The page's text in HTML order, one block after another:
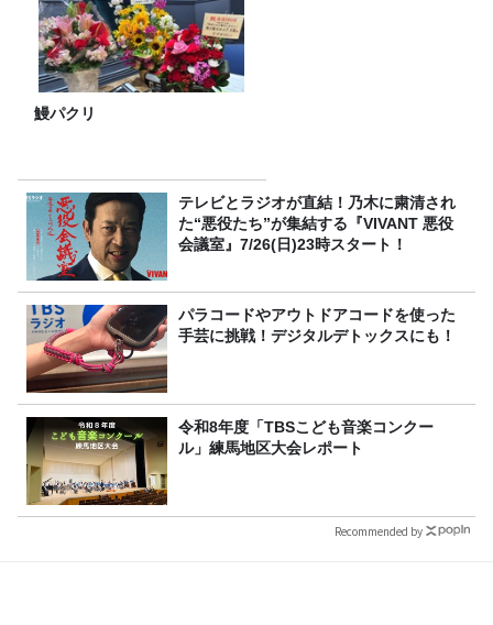
鰻パクリ
テレビとラジオが直結！乃木に粛清され
た“悪役たち”が集結する『VIVANT 悪役
会議室』7/26(日)23時スタート！
パラコードやアウトドアコードを使った
手芸に挑戦！デジタルデトックスにも！
令和8年度「TBSこども音楽コンクー
ル」練馬地区大会レポート
Recommended by